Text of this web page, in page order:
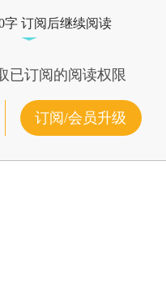
字 订阅后继续阅读
已订阅的阅读权限
订阅/会员升级